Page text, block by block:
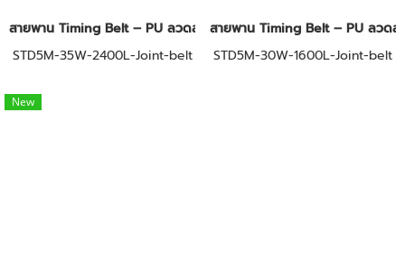
สายพาน Timing Belt – PU ลวดสลิง STD5M
STD5M-35W-2400L-Joint-belt
สายพาน Timing Belt – PU ลวดส
STD5M-30W-1600L-Joint-belt
New